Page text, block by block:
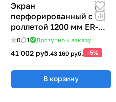
Экран
перфорированный с
роллетой 1200 мм ER-
00022417
0 1 Доступно к заказу
41 002 руб.43 160 руб. -5%
В корзину